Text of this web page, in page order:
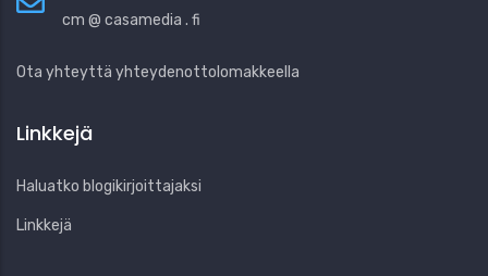
cm @ casamedia . fi
Ota yhteyttä yhteydenottolomakkeella
Linkkejä
Haluatko blogikirjoittajaksi
Linkkejä